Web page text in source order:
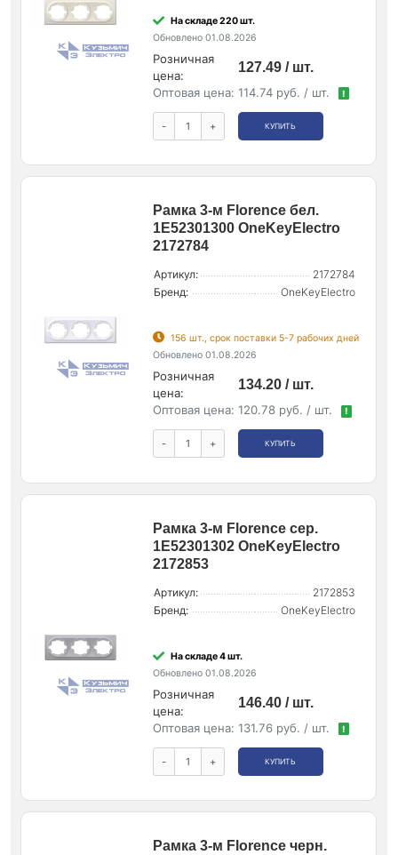
На складе 220 шт.
Обновлено 01.08.2026
Розничная
цена:
127.49 / шт.
Оптовая цена: 114.74 руб. / шт. !
- + КУПИТЬ
Рамка 3-м Florence бел.
1E52301300 OneKeyElectro
2172784
Артикул:
2172784
Бренд:
OneKeyElectro
156 шт., срок поставки 5-7 рабочих дней
Обновлено 01.08.2026
Розничная
цена:
134.20 / шт.
Оптовая цена: 120.78 руб. / шт. !
- + КУПИТЬ
Рамка 3-м Florence сер.
1E52301302 OneKeyElectro
2172853
Артикул:
2172853
Бренд:
OneKeyElectro
На складе 4 шт.
Обновлено 01.08.2026
Розничная
цена:
146.40 / шт.
Оптовая цена: 131.76 руб. / шт. !
- + КУПИТЬ
Рамка 3-м Florence черн.